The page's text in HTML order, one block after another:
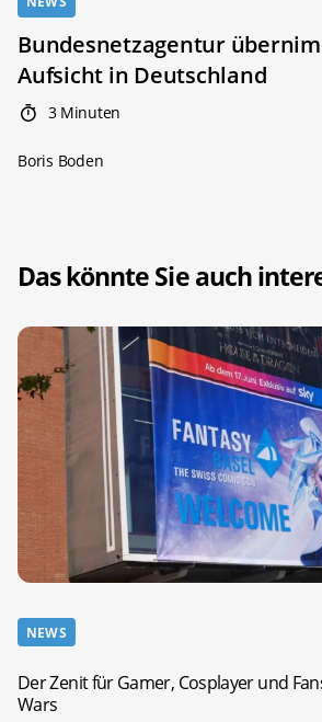
Bundesnetzagentur
Aufsicht in Deutschland
3 Minuten
Boris Boden
Das könnte Sie auch
NEWS
Der Zenit für Gamer, Cosplayer und
Wars